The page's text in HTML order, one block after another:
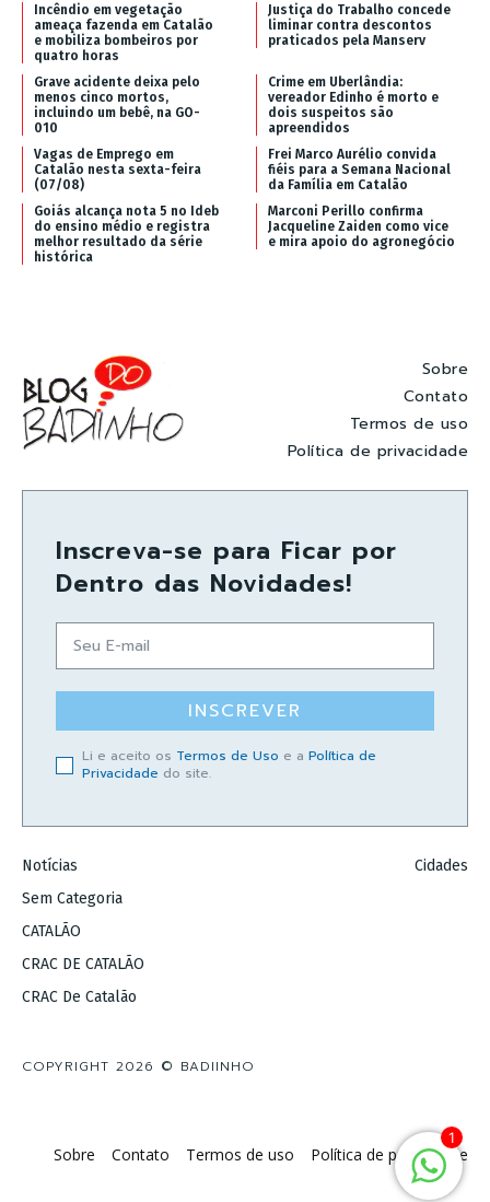
Incêndio em vegetação
ameaça fazenda em Catalão
e mobiliza bombeiros por
quatro horas
Justiça do Trabalho concede
liminar contra descontos
praticados pela Manserv
Grave acidente deixa pelo
menos cinco mortos,
incluindo um bebê, na GO-
010
Crime em Uberlândia:
vereador Edinho é morto e
dois suspeitos são
apreendidos
Vagas de Emprego em
Catalão nesta sexta-feira
(07/08)
Frei Marco Aurélio convida
fiéis para a Semana Nacional
da Família em Catalão
Goiás alcança nota 5 no Ideb
do ensino médio e registra
melhor resultado da série
histórica
Marconi Perillo confirma
Jacqueline Zaiden como vice
e mira apoio do agronegócio
Sobre
Contato
Termos de uso
Política de privacidade
Inscreva-se para Ficar por
Dentro das Novidades!
INSCREVER
Li e aceito os Termos de Uso e a Política de
Privacidade do site.
Notícias
Sem Categoria
CATALÃO
CRAC DE CATALÃO
CRAC De Catalão
Cidades
COPYRIGHT 2026 © BADIINHO
Sobre Contato Termos de uso Política de privacidade
1